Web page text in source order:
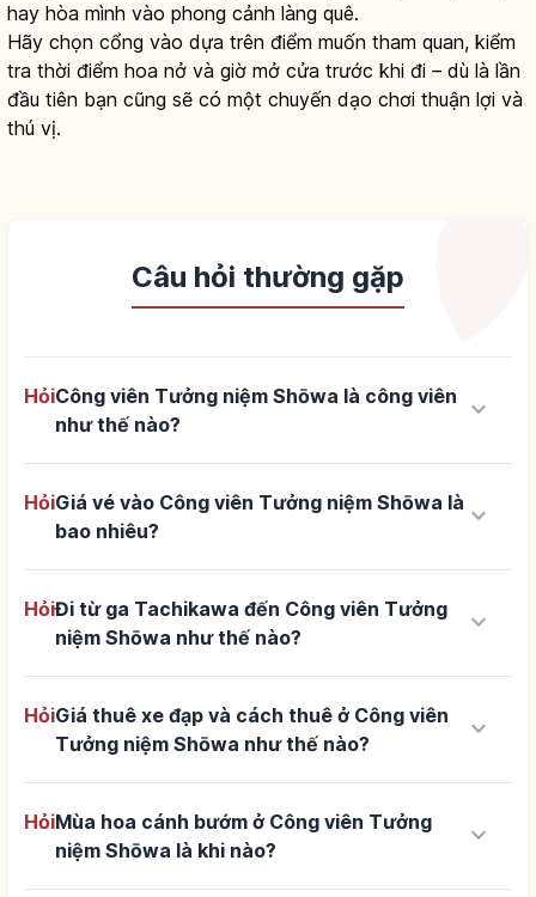
hay hòa mình vào phong cảnh làng quê.
Hãy chọn cổng vào dựa trên điểm muốn tham quan, kiểm
tra thời điểm hoa nở và giờ mở cửa trước khi đi – dù là lần
đầu tiên bạn cũng sẽ có một chuyến dạo chơi thuận lợi và
thú vị.
Câu hỏi thường gặp
HỏiCông viên Tưởng niệm Shōwa là công viên
như thế nào?
keyboard_arrow_down
HỏiGiá vé vào Công viên Tưởng niệm Shōwa là
bao nhiêu?
keyboard_arrow_down
HỏiĐi từ ga Tachikawa đến Công viên Tưởng
niệm Shōwa như thế nào?
keyboard_arrow_down
HỏiGiá thuê xe đạp và cách thuê ở Công viên
Tưởng niệm Shōwa như thế nào?
keyboard_arrow_down
HỏiMùa hoa cánh bướm ở Công viên Tưởng
niệm Shōwa là khi nào?
keyboard_arrow_down